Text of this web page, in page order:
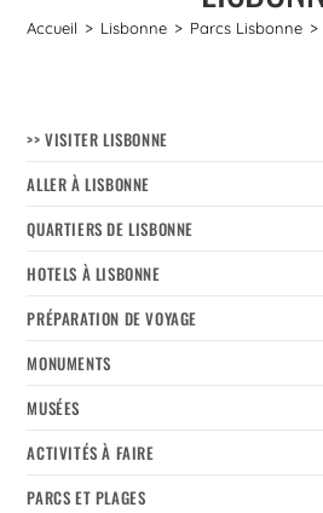
Accueil > Lisbonne > Parcs Lisbonne >
>> VISITER LISBONNE
ALLER À LISBONNE
QUARTIERS DE LISBONNE
HOTELS À LISBONNE
PRÉPARATION DE VOYAGE
MONUMENTS
MUSÉES
ACTIVITÉS À FAIRE
PARCS ET PLAGES